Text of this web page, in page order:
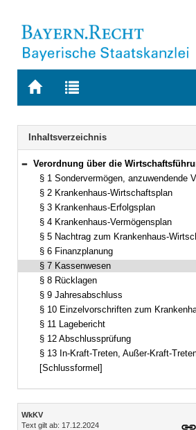
Zur
BAYERN.RECHT
Zur
letzten
Suche
Navigation
Inhaltsverzeichnis
Bereich reduzieren
Verordnung über die Wirtschaftsführung der kommunalen Krankenhäuser (WkKV) Vom 11.
§ 1 Sondervermögen, anzuwendende
§ 2 Krankenhaus-Wirtschaftsplan
§ 3 Krankenhaus-Erfolgsplan
§ 4 Krankenhaus-Vermögensplan
§ 5 Nachtrag zum Krankenhaus-
§ 6 Finanzplanung
§ 7 Kassenwesen
§ 8 Rücklagen
§ 9 Jahresabschluss
§ 10 Einzelvorschriften zum
§ 11 Lagebericht
§ 12 Abschlussprüfung
§ 13 In-Kraft-Treten, Außer-Kraft-
[Schlussformel]
Inhalt
WkKV
Text gilt ab: 17.12.2024